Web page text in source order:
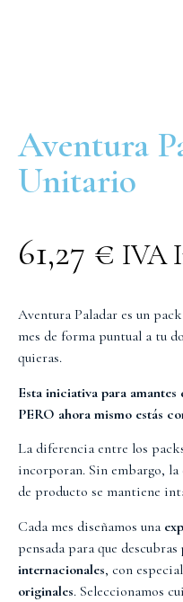
Aventura
Unitario
61,27 € IVA
Aventura Paladar es un
mes de forma puntual a tu
quieras.
Esta iniciativa para
PERO ahora mismo estás
La diferencia entre los
incorporan. Sin embargo,
de producto se mantiene
Cada mes diseñamos una
pensada para que descubras
internacionales, con
originales. Seleccionamos